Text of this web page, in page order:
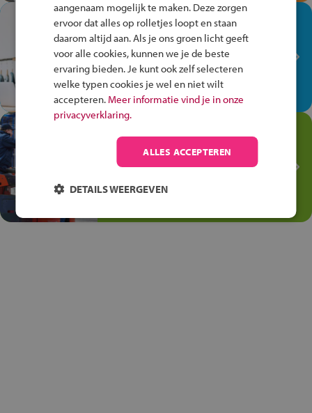
In de winkel ben je op je
plek!
Ontdek via het vmbo jouw talent
op de winkelvloer, waar elke dag
anders is!
Transport en Logistiek
Kies voor vmbo Transport en
logistiek: daar kun je mee
aangenaam mogelijk te maken. Deze zorgen
ervoor dat alles op rolletjes loopt en staan
daarom altijd aan. Als je ons groen licht geeft
voor alle cookies, kunnen we je de beste
ervaring bieden. Je kunt ook zelf selecteren
welke typen cookies je wel en niet wilt
accepteren. Meer informatie vind je in onze
privacyverklaring.
ALLES ACCEPTEREN
DETAILS WEERGEVEN